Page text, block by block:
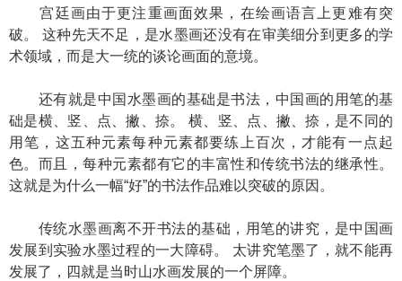
宫廷画由于更注重画面效果，在绘画语言上更难有突
破。 这种先天不足，是水墨画还没有在审美细分到更多的学
术领域，而是大一统的谈论画面的意境。
还有就是中国水墨画的基础是书法，中国画的用笔的基
础是横、竖、点、撇、捺。 横、竖、点、撇、捺，是不同的
用笔，这五种元素每种元素都要练上百次，才能有一点起
色。而且，每种元素都有它的丰富性和传统书法的继承性。
这就是为什么一幅“好”的书法作品难以突破的原因。
传统水墨画离不开书法的基础，用笔的讲究，是中国画
发展到实验水墨过程的一大障碍。 太讲究笔墨了，就不能再
发展了，四就是当时山水画发展的一个屏障。